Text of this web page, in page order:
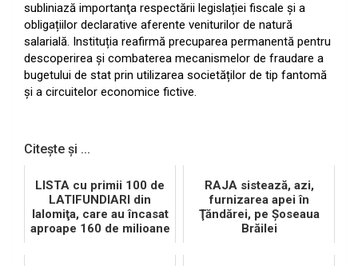
subliniază importanţa respectării legislației fiscale şi a
obligațiilor declarative aferente veniturilor de natură
salarială. Instituția reafirmă precuparea permanentă pentru
descoperirea și combaterea mecanismelor de fraudare a
bugetului de stat prin utilizarea societăților de tip fantomă
și a circuitelor economice fictive.
Citește și ...
LISTA cu primii 100 de
LATIFUNDIARI din
Ialomiţa, care au încasat
aproape 160 de milioane
RAJA sistează, azi,
furnizarea apei în
Ţăndărei, pe Şoseaua
Brăilei